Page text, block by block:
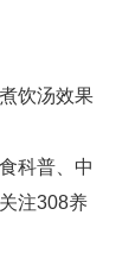
饮汤效果
科普、中
注308养